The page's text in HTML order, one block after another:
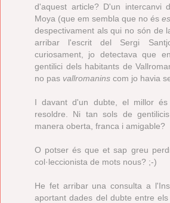
d'aquest article? D'un intercanvi
Moya (que em sembla que no és
despectivament als qui no són de
arribar l'escrit del Sergi
curiosament, jo detectava que
gentilici dels habitants de
no pas vallromanins com jo havia
I davant d'un dubte, el millor és
resoldre. Ni tan sols de
manera oberta, franca i amigable?
O potser és que et sap greu
col·leccionista de mots nous? ;-)
He fet arribar una consulta a
aportant dades del dubte entre els